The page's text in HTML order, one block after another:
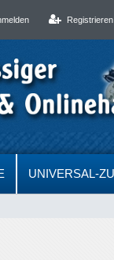
Registrieren
UNIVERSAL-